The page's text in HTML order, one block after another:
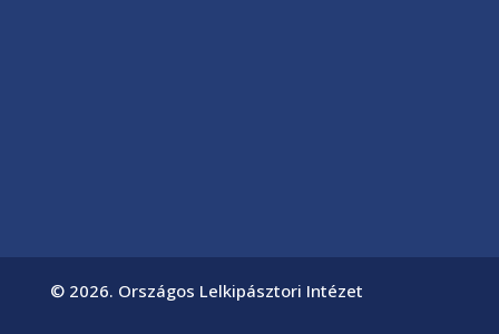
© 2026. Országos Lelkipásztori Intézet